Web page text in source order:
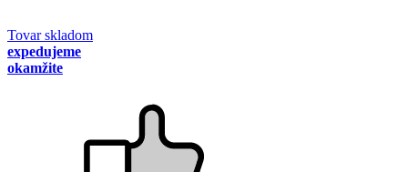
Tovar skladom
expedujeme
okamžite